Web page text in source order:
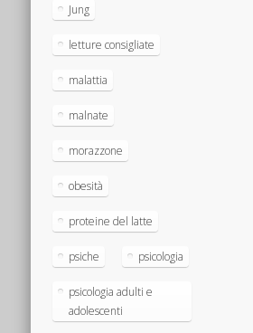
Jung
letture consigliate
malattia
malnate
morazzone
obesità
proteine del latte
psiche psicologia
psicologia adulti e
adolescenti